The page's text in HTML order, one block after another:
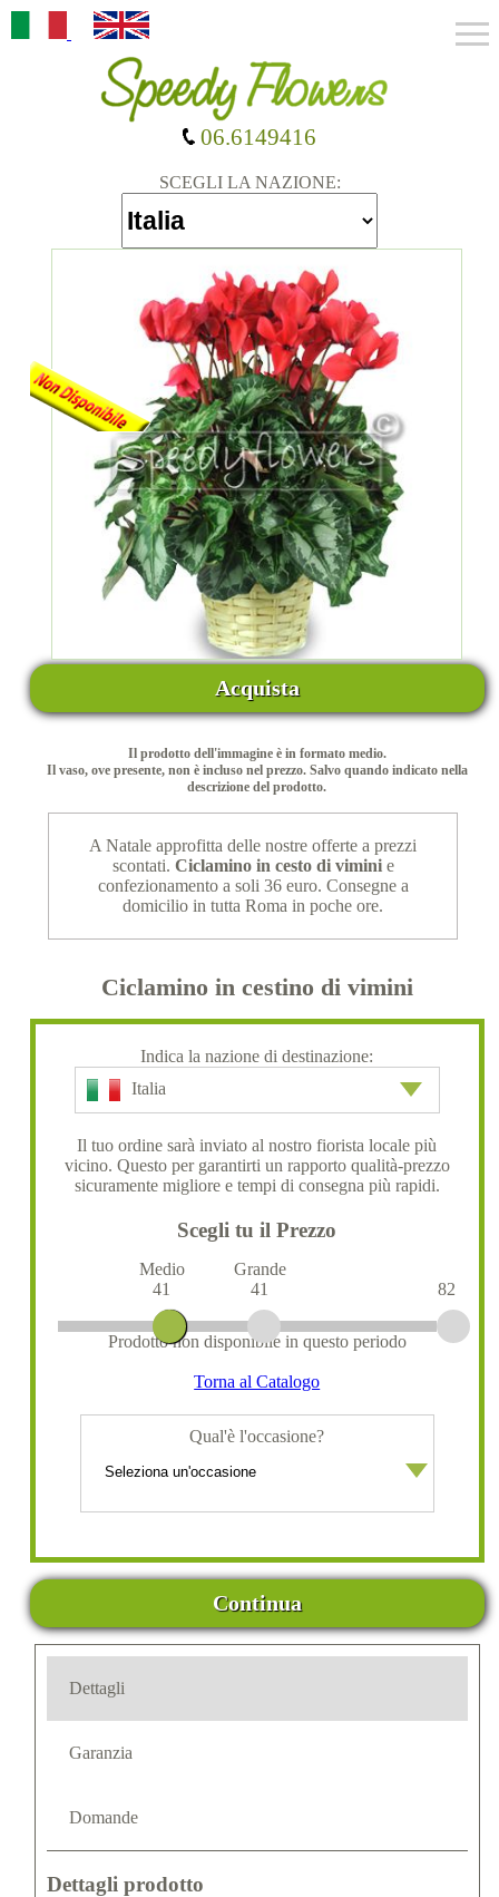
SCEGLI LA NAZIONE:
06.6149416
Acquista
Il prodotto dell'immagine è in formato medio.
Il vaso, ove presente, non è incluso nel prezzo. Salvo quando indicato nella
descrizione del prodotto.
A Natale approfitta delle nostre offerte a prezzi
scontati. Ciclamino in cesto di viminie
confezionamento a soli 36 euro. Consegne a
domicilio in tutta Roma in poche ore.
Ciclamino in cestino di vimini
Indica la nazione di destinazione:
Italia
Il tuo ordine sarà inviato al nostro fiorista locale più
vicino. Questo per garantirti un rapporto qualità-prezzo
sicuramente migliore e tempi di consegna più rapidi.
Scegli tu il Prezzo
Medio
41
Grande
41
82
Prodotto non disponibile in questo periodo
Torna al Catalogo
Qual'è l'occasione?
Continua
Dettagli
Garanzia
Domande
Dettagli prodotto